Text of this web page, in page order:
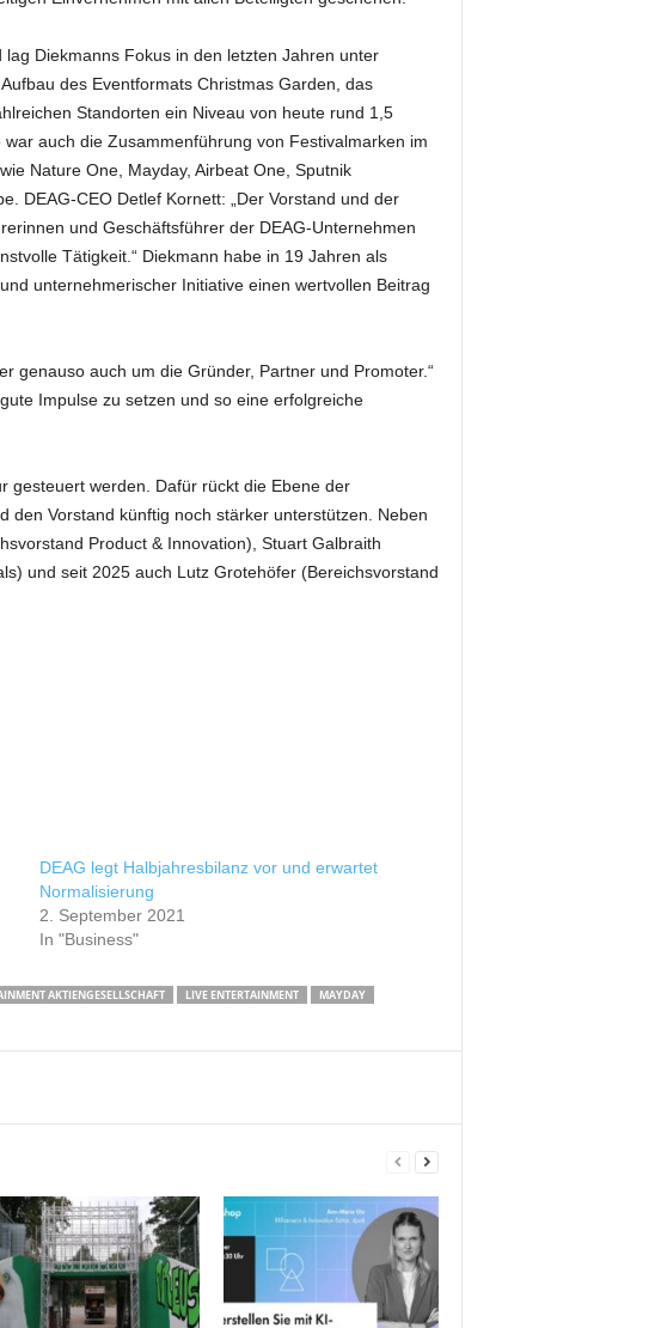
Diekmanns Fokus in den letzten Jahren unter
des Eventformats Christmas Garden, das
Standorten ein Niveau von heute rund 1,5
auch die Zusammenführung von Festivalmarken im
Nature One, Mayday, Airbeat One, Sputnik
DEAG-CEO Detlef Kornett: „Der Vorstand und der
und Geschäftsführer der DEAG-Unternehmen
Tätigkeit.“ Diekmann habe in 19 Jahren als
unternehmerischer Initiative einen wertvollen Beitrag
genauso auch um die Gründer, Partner und Promoter.“
Impulse zu setzen und so eine erfolgreiche
gesteuert werden. Dafür rückt die Ebene der
den Vorstand künftig noch stärker unterstützen. Neben
Product & Innovation), Stuart Galbraith
und seit 2025 auch Lutz Grotehöfer (Bereichsvorstand
DEAG legt Halbjahresbilanz vor und erwartet
Normalisierung
2. September 2021
In "Business"
AKTIENGESELLSCHAFT LIVE ENTERTAINMENT
MAYDAY